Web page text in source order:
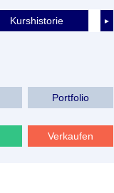
►
Kurshistorie
Portfolio
Verkaufen